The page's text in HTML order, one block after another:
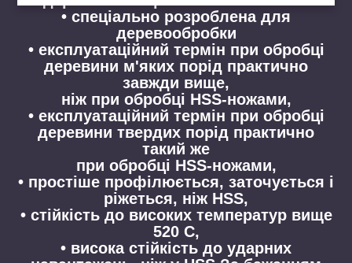
• спеціально розроблена для
деревообробки
• експлуатаційний термін при обробці
деревини м'яких порід практично
завжди вище,
ніж при обробці HSS-ножами,
• експлуатаційний термін при обробці
деревини твердих порід практично
такий же
при обробці HSS-ножами,
• простіше профілюється, заточується і
ріжеться, ніж HSS,
• стійкість до високих температур вище
520 С,
• висока стійкість до ударних